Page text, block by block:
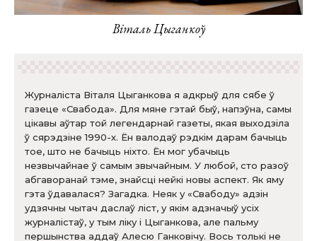
Віталь Цыганкоў
Журналіста Віталя Цыганкова я адкрыў для сябе ў
газеце «Свабода». Для мяне гэтай быў, напэўна, самы
цікавы аўтар той легендарнай газеты, якая выходзіла
ў сярэдзіне 1990-х. Ён валодаў рэдкім дарам бачыць
тое, што не бачыць ніхто. Ён мог убачыць
незвычайнае ў самым звычайным. У любой, сто разоў
абгаворанай тэме, знайсці нейкі новы аспект. Як яму
гэта ўдавалася? Загадка. Неяк у «Свабоду» адзін
удзячны чытач даслаў ліст, у якім адзначыў усіх
журналістаў, у тым ліку і Цыганкова, але пальму
першынства аддаў Алесю Ганковічу. Вось толькі не